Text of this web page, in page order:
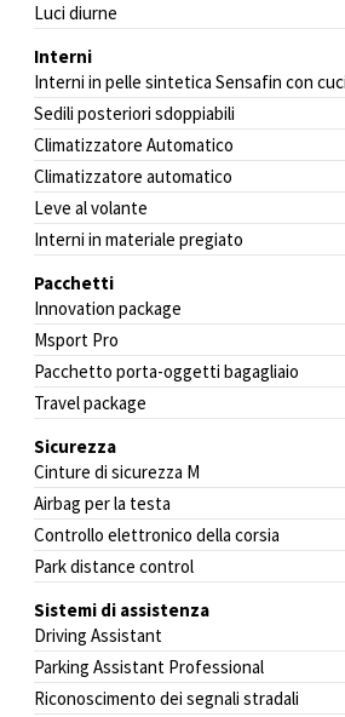
Luci diurne
Interni
Interni in pelle sintetica Sensafin con
Sedili posteriori sdoppiabili
Climatizzatore Automatico
Climatizzatore automatico
Leve al volante
Interni in materiale pregiato
Pacchetti
Innovation package
Msport Pro
Pacchetto porta-oggetti bagagliaio
Travel package
Sicurezza
Cinture di sicurezza M
Airbag per la testa
Controllo elettronico della corsia
Park distance control
Sistemi di assistenza
Driving Assistant
Parking Assistant Professional
Riconoscimento dei segnali stradali